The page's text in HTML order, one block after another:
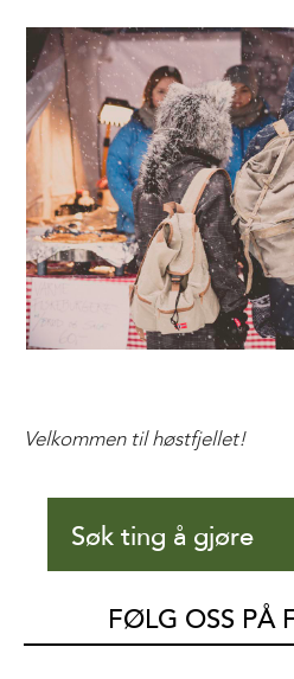
Velkommen til høstfjellet!
Søk ting å gjøre
FØLG OSS PÅ